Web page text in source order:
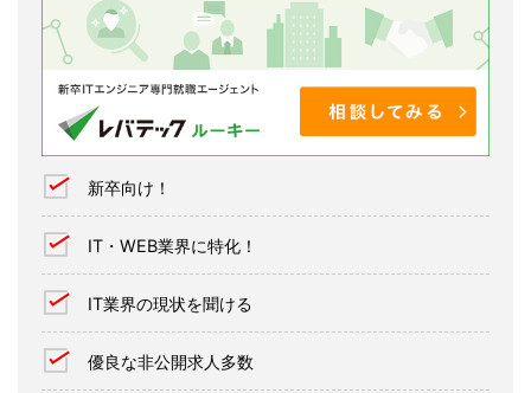
新卒向け！
IT・WEB業界に特化！
IT業界の現状を聞ける
優良な非公開求人多数